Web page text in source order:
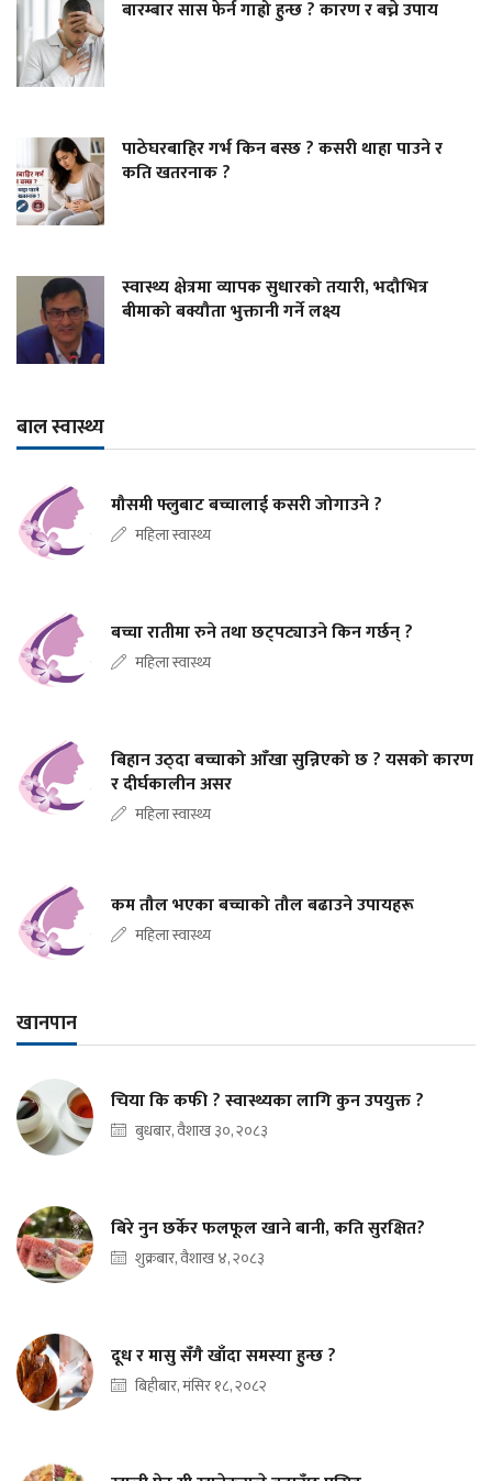
बारम्बार सास फेर्न गाह्रो हुन्छ ? कारण र बच्ने उपाय
पाठेघरबाहिर गर्भ किन बस्छ ? कसरी थाहा पाउने र
कति खतरनाक ?
स्वास्थ्य क्षेत्रमा व्यापक सुधारको तयारी, भदौभित्र
बीमाको बक्यौता भुक्तानी गर्ने लक्ष्य
बाल स्वास्थ्य
मौसमी फ्लुबाट बच्चालाई कसरी जोगाउने ?
महिला स्वास्थ्य
बच्चा रातीमा रुने तथा छट्पट्याउने किन गर्छन् ?
महिला स्वास्थ्य
बिहान उठ्दा बच्चाको आँखा सुन्निएको छ ? यसको कारण
र दीर्घकालीन असर
महिला स्वास्थ्य
कम तौल भएका बच्चाको तौल बढाउने उपायहरू
महिला स्वास्थ्य
खानपान
चिया कि कफी ? स्वास्थ्यका लागि कुन उपयुक्त ?
बुधबार, वैशाख ३०, २०८३
बिरे नुन छर्केर फलफूल खाने बानी, कति सुरक्षित?
शुक्रबार, वैशाख ४, २०८३
दूध र मासु सँगै खाँदा समस्या हुन्छ ?
बिहीबार, मंसिर १८, २०८२